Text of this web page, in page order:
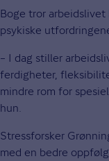
Boge tror
psykiske
– I dag stiller
ferdigheter,
mindre rom for
hun.
Stressforsker
med en bedre